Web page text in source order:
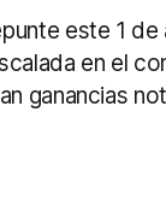
este 1 de
en el
ganancias